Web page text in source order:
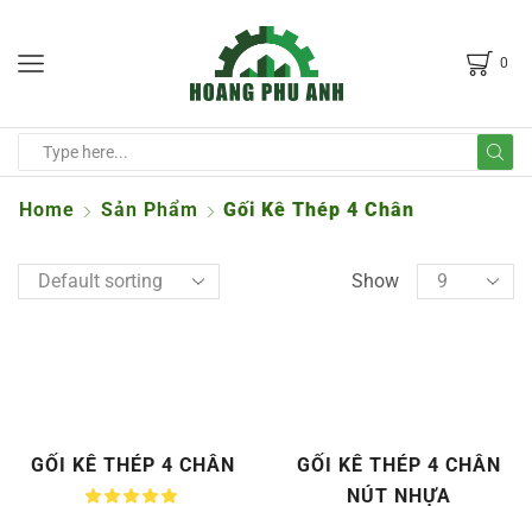
0
Home Sản Phẩm Gối Kê Thép 4 Chân
Show
GỐI KÊ THÉP 4 CHÂN
GỐI KÊ THÉP 4 CHÂN
NÚT NHỰA